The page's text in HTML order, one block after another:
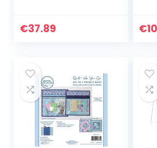
Tragegurt,
schwarz
€37.89 €